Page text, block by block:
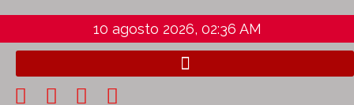
10 agosto 2026, 02:36 AM